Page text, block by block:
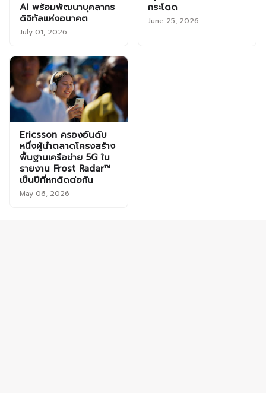
AI พร้อมพัฒนาบุคลากร
ดิจิทัลแห่งอนาคต
July 01, 2026
กระโดด
June 25, 2026
Ericsson ครองอันดับ
หนึ่งผู้นำตลาดโครงสร้าง
พื้นฐานเครือข่าย 5G ใน
รายงาน Frost Radar™
เป็นปีที่หกติดต่อกัน
May 06, 2026